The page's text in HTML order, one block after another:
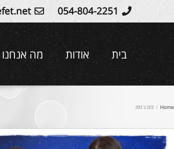
Skip
to
content
054-804-2251
בית אודות מה
Home
/ סרטון בר מצווה